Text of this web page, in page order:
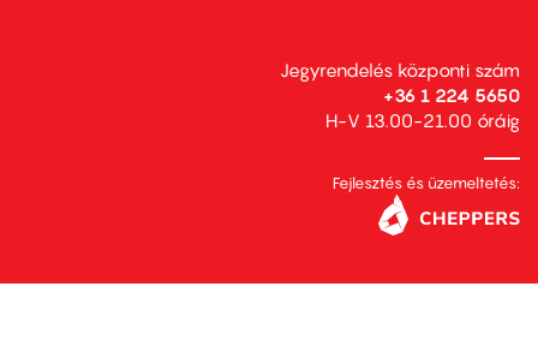
Jegyrendelés központi szám
+36 1 224 5650
H-V 13.00-21.00 óráig
Fejlesztés és üzemeltetés: